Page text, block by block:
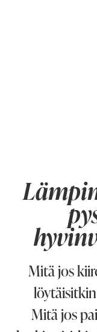
Mitä jos
löytäisitkin
Mitä jos